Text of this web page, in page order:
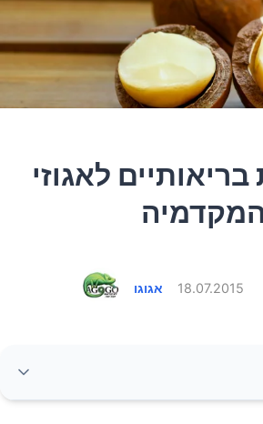
בריאותיים לאגוזי
המקדמיה
אגוגו 18.07.2015